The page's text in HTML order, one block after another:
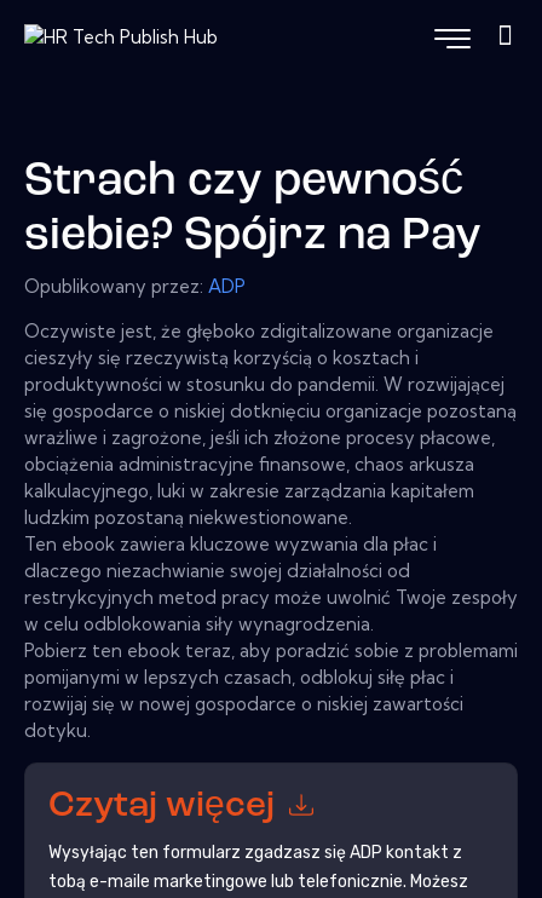
Strach czy pewność
siebie? Spójrz na Pay
Opublikowany przez: ADP
Oczywiste jest, że głęboko zdigitalizowane organizacje
cieszyły się rzeczywistą korzyścią o kosztach i
produktywności w stosunku do pandemii. W rozwijającej
się gospodarce o niskiej dotknięciu organizacje pozostaną
wrażliwe i zagrożone, jeśli ich złożone procesy płacowe,
obciążenia administracyjne finansowe, chaos arkusza
kalkulacyjnego, luki w zakresie zarządzania kapitałem
ludzkim pozostaną niekwestionowane.
Ten ebook zawiera kluczowe wyzwania dla płac i
dlaczego niezachwianie swojej działalności od
restrykcyjnych metod pracy może uwolnić Twoje zespoły
w celu odblokowania siły wynagrodzenia.
Pobierz ten ebook teraz, aby poradzić sobie z problemami
pomijanymi w lepszych czasach, odblokuj siłę płac i
rozwijaj się w nowej gospodarce o niskiej zawartości
dotyku.
Czytaj więcej
Wysyłając ten formularz zgadzasz sięADP kontakt z
tobą e-maile marketingowe lub telefonicznie. Możesz